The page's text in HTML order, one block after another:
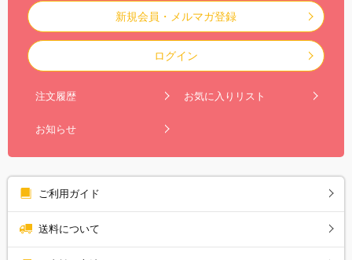
新規会員・メルマガ登録
ログイン
注文履歴 お気に入りリスト
お知らせ
ご利用ガイド
送料について